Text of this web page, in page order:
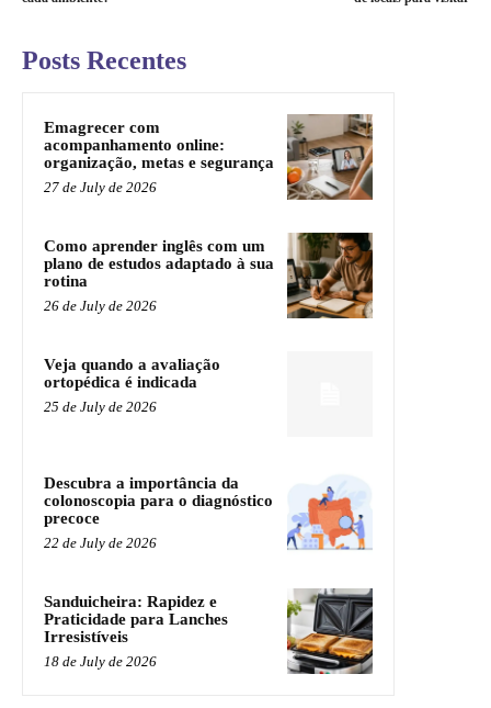
Posts Recentes
Emagrecer com
acompanhamento online:
organização, metas e segurança
27 de July de 2026
Como aprender inglês com um
plano de estudos adaptado à sua
rotina
26 de July de 2026
Veja quando a avaliação
ortopédica é indicada
25 de July de 2026
Descubra a importância da
colonoscopia para o diagnóstico
precoce
22 de July de 2026
Sanduicheira: Rapidez e
Praticidade para Lanches
Irresistíveis
18 de July de 2026